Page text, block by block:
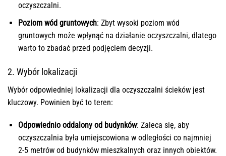
oczyszczalni.
Poziom wód gruntowych: Zbyt wysoki poziom wód
gruntowych może wpłynąć na działanie oczyszczalni, dlatego
warto to zbadać przed podjęciem decyzji.
2. Wybór lokalizacji
Wybór odpowiedniej lokalizacji dla oczyszczalni ścieków jest
kluczowy. Powinien być to teren:
Odpowiednio oddalony od budynków: Zaleca się, aby
oczyszczalnia była umiejscowiona w odległości co najmniej
2-5 metrów od budynków mieszkalnych oraz innych obiektów.